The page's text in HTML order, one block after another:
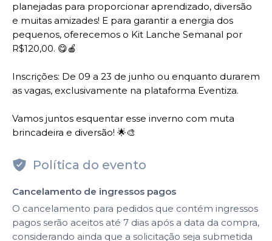
planejadas para proporcionar aprendizado, diversão
e muitas amizades! E para garantir a energia dos
pequenos, oferecemos o Kit Lanche Semanal por
R$120,00. 😋🍎
Inscrições: De 09 a 23 de junho ou enquanto durarem
as vagas, exclusivamente na plataforma Eventiza.
Vamos juntos esquentar esse inverno com muta
brincadeira e diversão! 🌟🎨
Política do evento
Cancelamento de ingressos pagos
O cancelamento para pedidos que contém ingressos
pagos serão aceitos até 7 dias após a data da compra,
considerando ainda que a solicitação seja submetida